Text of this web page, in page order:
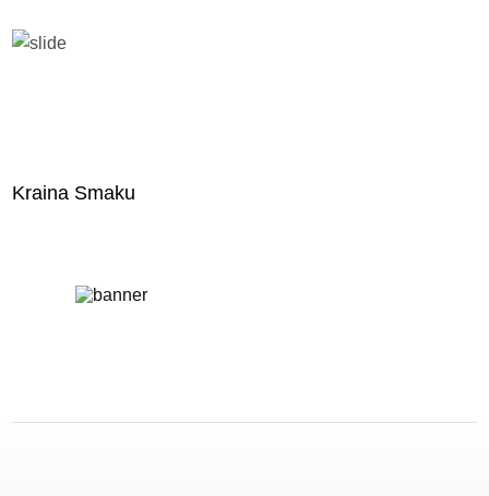
Kraina Smaku